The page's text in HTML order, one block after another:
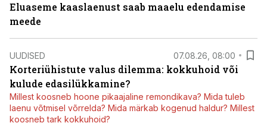
Eluaseme kaaslaenust saab maaelu edendamise
meede
UUDISED 07.08.26, 08:00
Korteriühistute valus dilemma: kokkuhoid või
kulude edasilükkamine?
Millest koosneb hoone pikaajaline remondikava? Mida tuleb
laenu võtmisel võrrelda? Mida märkab kogenud haldur? Millest
koosneb tark kokkuhoid?